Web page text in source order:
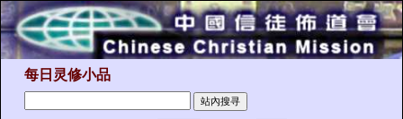
每日灵修小品